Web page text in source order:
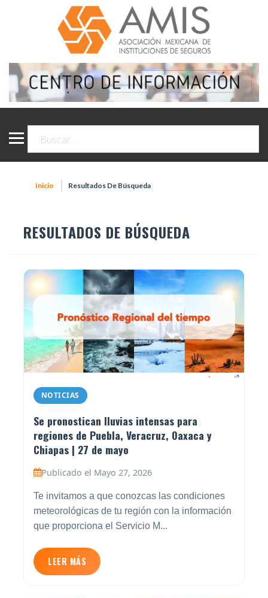
Inicio Resultados De Búsqueda
RESULTADOS DE BÚSQUEDA
NOTICIAS
Se pronostican lluvias intensas para
regiones de Puebla, Veracruz, Oaxaca y
Chiapas | 27 de mayo
Publicado el Mayo 27, 2026
Te invitamos a que conozcas las condiciones
meteorológicas de tu región con la información
que proporciona el Servicio M...
LEER MÁS